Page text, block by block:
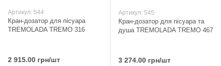
Артикул: 544
Кран-дозатор для пісуара
TREMOLADA ТREMO 316
2 915.00 грн/шт
Артикул: 545
Кран-дозатор для пісуара та
душа TREMOLADA ТREMO 467
3 274.00 грн/шт